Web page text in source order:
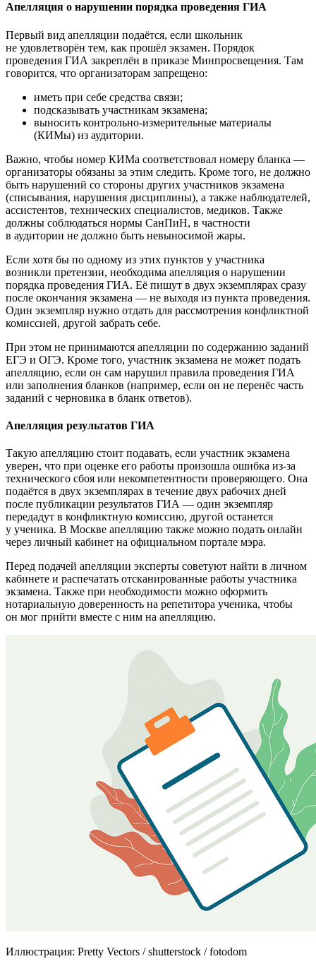
Апелляция о нарушении порядка проведения ГИА
Первый вид апелляции подаётся, если школьник
не удовлетворён тем, как прошёл экзамен. Порядок
проведения ГИА закреплён в приказе Минпросвещения. Там
говорится, что организаторам запрещено:
иметь при себе средства связи;
подсказывать участникам экзамена;
выносить контрольно-измерительные материалы
(КИМы) из аудитории.
Важно, чтобы номер КИМа соответствовал номеру бланка —
организаторы обязаны за этим следить. Кроме того, не должно
быть нарушений со стороны других участников экзамена
(списывания, нарушения дисциплины), а также наблюдателей,
ассистентов, технических специалистов, медиков. Также
должны соблюдаться нормы СанПиН, в частности
в аудитории не должно быть невыносимой жары.
Если хотя бы по одному из этих пунктов у участника
возникли претензии, необходима апелляция о нарушении
порядка проведения ГИА. Её пишут в двух экземплярах сразу
после окончания экзамена — не выходя из пункта проведения.
Один экземпляр нужно отдать для рассмотрения конфликтной
комиссией, другой забрать себе.
При этом не принимаются апелляции по содержанию заданий
ЕГЭ и ОГЭ. Кроме того, участник экзамена не может подать
апелляцию, если он сам нарушил правила проведения ГИА
или заполнения бланков (например, если он не перенёс часть
заданий с черновика в бланк ответов).
Апелляция результатов ГИА
Такую апелляцию стоит подавать, если участник экзамена
уверен, что при оценке его работы произошла ошибка из-за
технического сбоя или некомпетентности проверяющего. Она
подаётся в двух экземплярах в течение двух рабочих дней
после публикации результатов ГИА — один экземпляр
передадут в конфликтную комиссию, другой останется
у ученика. В Москве апелляцию также можно подать онлайн
через личный кабинет на официальном портале мэра.
Перед подачей апелляции эксперты советуют найти в личном
кабинете и распечатать отсканированные работы участника
экзамена. Также при необходимости можно оформить
нотариальную доверенность на репетитора ученика, чтобы
он мог прийти вместе с ним на апелляцию.
Иллюстрация: Pretty Vectors / shutterstock / fotodom